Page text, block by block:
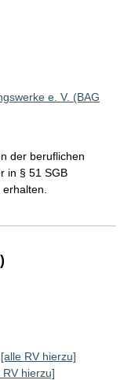
e. V. (BAG
der beruflichen
in § 51 SGB
[alle RV hierzu]
RV hierzu]